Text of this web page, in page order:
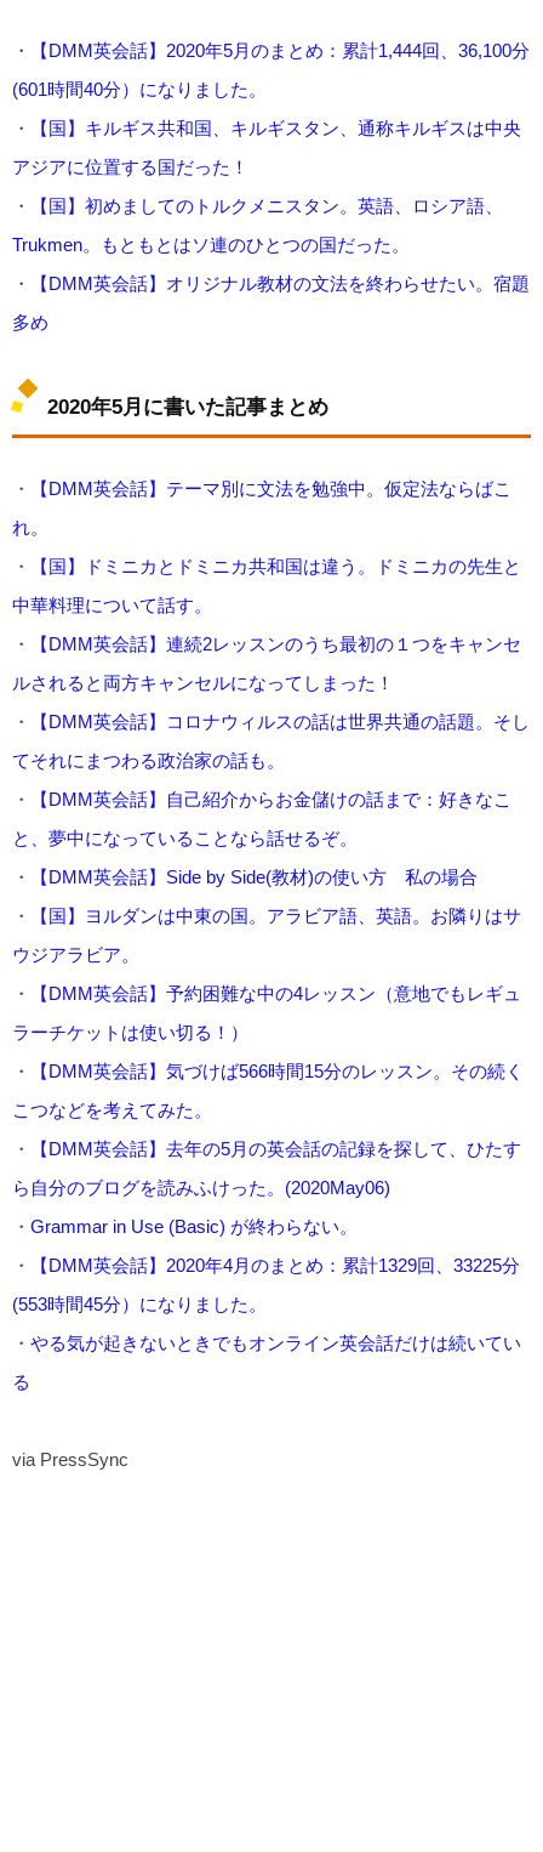
・
【DMM英会話】2020年5月のまとめ：累計1,444回、36,100分
(601時間40分）になりました。
・
【国】キルギス共和国、キルギスタン、通称キルギスは中央
アジアに位置する国だった！
・
【国】初めましてのトルクメニスタン。英語、ロシア語、
Trukmen。もともとはソ連のひとつの国だった。
・
【DMM英会話】オリジナル教材の文法を終わらせたい。宿題
多め
2020年5月に書いた記事まとめ
・
【DMM英会話】テーマ別に文法を勉強中。仮定法ならばこ
れ。
・
【国】ドミニカとドミニカ共和国は違う。ドミニカの先生と
中華料理について話す。
・
【DMM英会話】連続2レッスンのうち最初の１つをキャンセ
ルされると両方キャンセルになってしまった！
・
【DMM英会話】コロナウィルスの話は世界共通の話題。そし
てそれにまつわる政治家の話も。
・
【DMM英会話】自己紹介からお金儲けの話まで：好きなこ
と、夢中になっていることなら話せるぞ。
・
【DMM英会話】Side by Side(教材)の使い方 私の場合
・
【国】ヨルダンは中東の国。アラビア語、英語。お隣りはサ
ウジアラビア。
・
【DMM英会話】予約困難な中の4レッスン（意地でもレギュ
ラーチケットは使い切る！）
・
【DMM英会話】気づけば566時間15分のレッスン。その続く
こつなどを考えてみた。
・
【DMM英会話】去年の5月の英会話の記録を探して、ひたす
ら自分のブログを読みふけった。(2020May06)
・ Grammar in Use (Basic) が終わらない。
・
【DMM英会話】2020年4月のまとめ：累計1329回、33225分
(553時間45分）になりました。
・ やる気が起きないときでもオンライン英会話だけは続いてい
る
via PressSync